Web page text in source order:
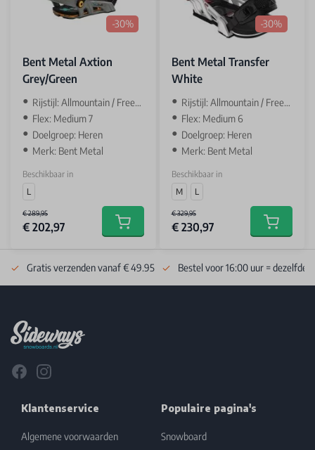
-30%
Bent Metal Axtion
Grey/Green
Rijstijl: Allmountain / Freestyle
Flex: Medium 7
Doelgroep: Heren
Merk: Bent Metal
Beschikbaar in
L
€ 289,95
€ 202,97 Add to cart
-30%
Bent Metal Transfer
White
Rijstijl: Allmountain / Freestyle
Flex: Medium 6
Doelgroep: Heren
Merk: Bent Metal
Beschikbaar in
M
L
€ 329,95
€ 230,97 Add to
Gratis verzenden vanaf € 49.95 Bestel voor 16:00 uur = dezelfde
FacebookInstagram
Klantenservice
Algemene voorwaarden
Populaire pagina's
Snowboard